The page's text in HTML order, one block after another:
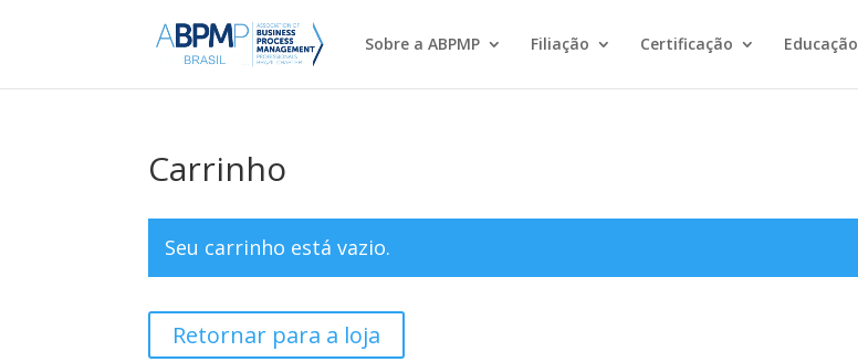
Sobre a ABPMP Filiação Certificação Educação
Carrinho
Seu carrinho está vazio.
Retornar para a loja